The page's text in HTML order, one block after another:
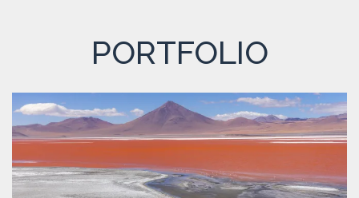
PORTFOLIO